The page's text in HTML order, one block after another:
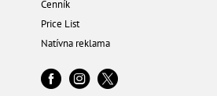
Cenník
Price List
Natívna reklama